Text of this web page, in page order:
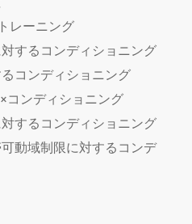
レーニング
するコンディショニング
コンディショニング
ンディショニング
するコンディショニング
動域制限に対するコンデ